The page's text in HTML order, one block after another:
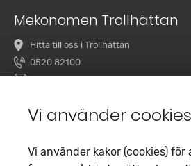
Mekonomen Trollhättan
Hitta till oss i Trollhättan
0520 82100
overby@mekonomenbilverkstad.se
Vi använder cookies
Vi använder kakor (cookies) för